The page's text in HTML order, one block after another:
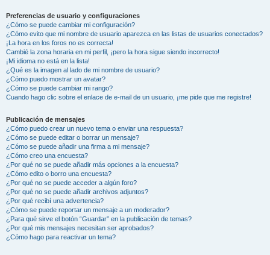
Preferencias de usuario y configuraciones
¿Cómo se puede cambiar mi configuración?
¿Cómo evito que mi nombre de usuario aparezca en las listas de usuarios conectados?
¡La hora en los foros no es correcta!
Cambié la zona horaria en mi perfil, ¡pero la hora sigue siendo incorrecto!
¡Mi idioma no está en la lista!
¿Qué es la imagen al lado de mi nombre de usuario?
¿Cómo puedo mostrar un avatar?
¿Cómo se puede cambiar mi rango?
Cuando hago clic sobre el enlace de e-mail de un usuario, ¡me pide que me registre!
Publicación de mensajes
¿Cómo puedo crear un nuevo tema o enviar una respuesta?
¿Cómo se puede editar o borrar un mensaje?
¿Cómo se puede añadir una firma a mi mensaje?
¿Cómo creo una encuesta?
¿Por qué no se puede añadir más opciones a la encuesta?
¿Cómo edito o borro una encuesta?
¿Por qué no se puede acceder a algún foro?
¿Por qué no se puede añadir archivos adjuntos?
¿Por qué recibí una advertencia?
¿Cómo se puede reportar un mensaje a un moderador?
¿Para qué sirve el botón “Guardar” en la publicación de temas?
¿Por qué mis mensajes necesitan ser aprobados?
¿Cómo hago para reactivar un tema?